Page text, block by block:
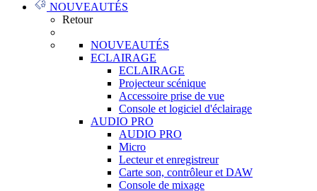
NOUVEAUTÉS
Retour
NOUVEAUTÉS
ECLAIRAGE
ECLAIRAGE
Projecteur scénique
Accessoire prise de vue
Console et logiciel d'éclairage
AUDIO PRO
AUDIO PRO
Micro
Lecteur et enregistreur
Carte son, contrôleur et DAW
Console de mixage